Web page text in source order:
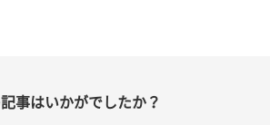
事はいかがでしたか？